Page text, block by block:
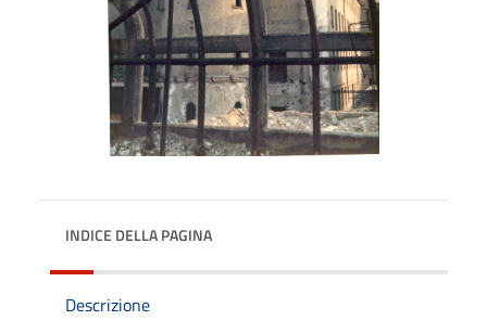
INDICE DELLA PAGINA
Descrizione